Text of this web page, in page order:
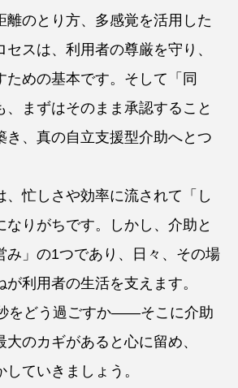
のとり方、多感覚を活用した
スは、利用者の尊厳を守り、
ための基本です。そして「同
、まずはそのまま承認すること
き、真の自立支援型介助へとつ
忙しさや効率に流されて「し
なりがちです。しかし、介助と
み」の1つであり、日々、その場
利用者の生活を支えます。
をどう過ごすか——そこに介助
のカギがあると心に留め、
ていきましょう。